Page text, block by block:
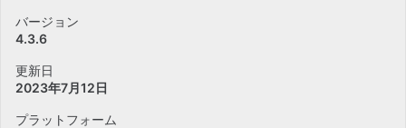
バージョン
4.3.6
更新日
2023年7月12日
プラットフォーム